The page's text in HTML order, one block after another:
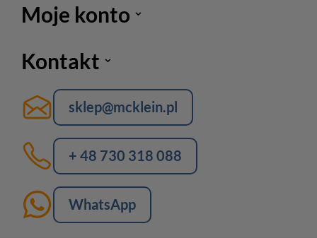
Moje konto
Kontakt
sklep@mcklein.pl
+ 48 730 318 088
WhatsApp